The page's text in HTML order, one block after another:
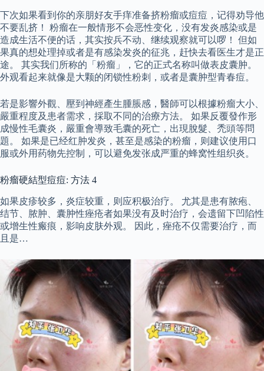
下次如果看到你的亲朋好友手痒准备挤粉瘤或痘痘，记得劝导他
不要乱挤！ 粉瘤在一般情形不会恶性变化，没有发炎感染或是
造成生活不便的话，其实按兵不动、继续观察就可以啰！ 但如
果真的想处理掉或者是有感染发炎的征兆，赶快去看医生才是正
途。 其实我们所称的「粉瘤」，它的正式名称叫做表皮囊肿。
外观看起来就像是大颗的闭锁性粉刺，或者是囊肿型青春痘。
若是影響外觀、壓到神經產生腫脹感，醫師可以根據粉瘤大小、
嚴重程度及患者需求，採取不同的治療方法。 如果反覆發作形
成慢性毛囊炎，嚴重會導致毛囊的死亡，出現脫髮、禿頭等問
題。 如果是已经红肿发炎，甚至是感染的粉瘤，则建议使用口
服或外用药物先控制，可以避免发张成严重的蜂窝性组织炎。
粉瘤硬結型痘痘: 方法 4
如果皮疹较多，炎症较重，则应积极治疗。 尤其是患有脓疱、
结节、脓肿、囊肿性痤疮者如果没有及时治疗，会遗留下凹陷性
或增生性瘢痕，影响皮肤外观。 因此，痤疮不仅需要治疗，而
且是…